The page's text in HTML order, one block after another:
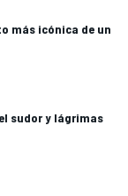
más icónica de un
sudor y lágrimas